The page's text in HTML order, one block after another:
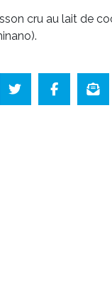
cru au lait de